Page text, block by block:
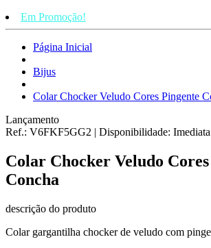
Em Promoção!
Página Inicial
Bijus
Colar Chocker Veludo Cores Pingente
Lançamento
Ref.: V6FKF5GG2 | Disponibilidade: Imediata
Colar Chocker Veludo
Concha
descrição do produto
Colar gargantilha chocker de veludo com